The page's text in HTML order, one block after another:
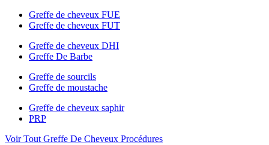
Greffe de cheveux FUE
Greffe de cheveux FUT
Greffe de cheveux DHI
Greffe De Barbe
Greffe de sourcils
Greffe de moustache
Greffe de cheveux saphir
PRP
Voir Tout Greffe De Cheveux Procédures